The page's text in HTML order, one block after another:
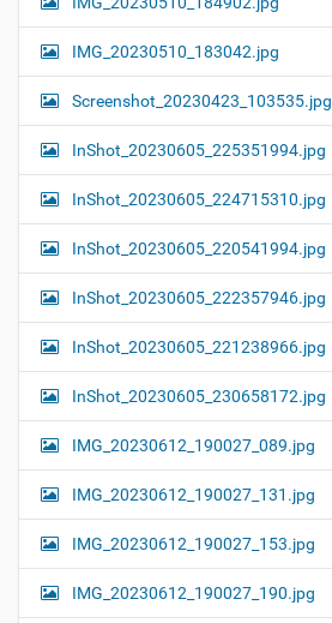
IMG_20230510_183042.jpg
Screenshot_20230423_103535.jpg
InShot_20230605_225351994.jpg
InShot_20230605_224715310.jpg
InShot_20230605_220541994.jpg
InShot_20230605_222357946.jpg
InShot_20230605_221238966.jpg
InShot_20230605_230658172.jpg
IMG_20230612_190027_089.jpg
IMG_20230612_190027_131.jpg
IMG_20230612_190027_153.jpg
IMG_20230612_190027_190.jpg